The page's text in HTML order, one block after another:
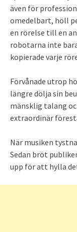
även för
omedelbart, höll
en rörelse till en
robotarna inte
kopierade varje
Förvånade utrop
längre dölja sin
mänsklig talang
extraordinär
När musiken
Sedan bröt
upp för att hylla